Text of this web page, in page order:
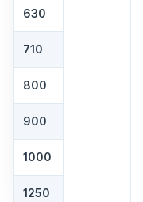
630
710
800
900
1000
1250